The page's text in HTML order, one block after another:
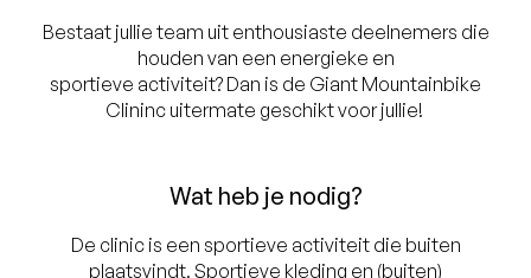
Bestaat jullie team uit enthousiaste deelnemers die
houden van een energieke en
sportieve activiteit? Dan is de Giant Mountainbike
Clininc uitermate geschikt voor jullie!
Wat heb je nodig?
De clinic is een sportieve activiteit die buiten
plaatsvindt. Sportieve kleding en (buiten)